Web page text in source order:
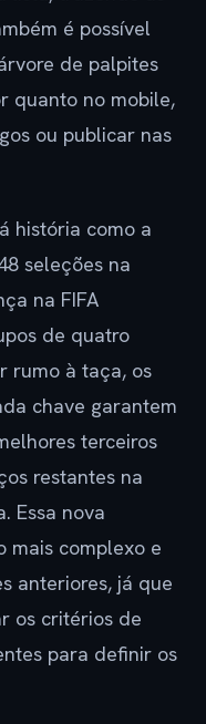
é possível
de palpites
quanto no mobile,
ou publicar nas
história como a
seleções na
na FIFA
de quatro
rumo à taça, os
chave garantem
terceiros
restantes na
Essa nova
mais complexo e
anteriores, já que
os critérios de
para definir os